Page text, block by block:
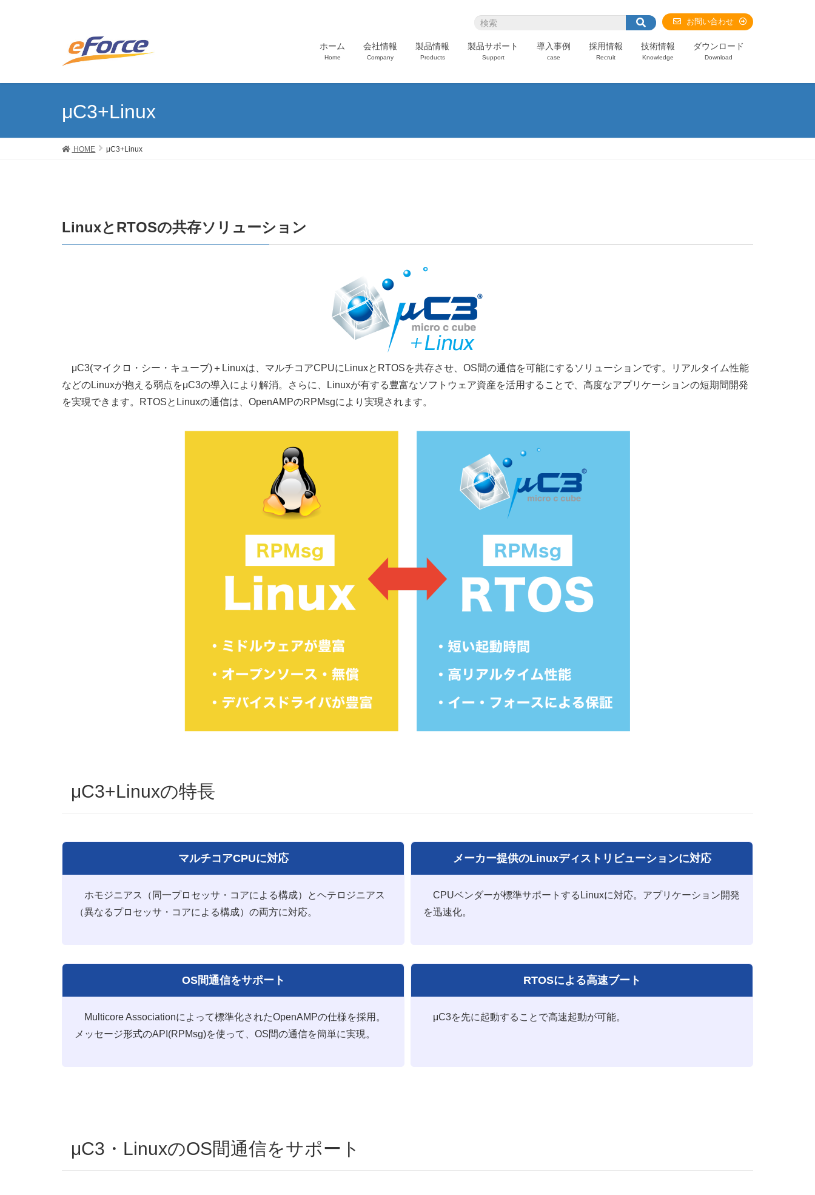
お問い合わせ
ホーム
Home
会社情報
Company
製品情報
Products
製品サポート
Support
導入事例
case
採用情報
Recruit
技術情報
Knowledge
ダウンロード
Download
μC3+Linux
HOME μC3+Linux
LinuxとRTOSの共存ソリューション
μC3(マイクロ・シー・キューブ)＋Linuxは、マルチコアCPUにLinuxとRTOSを共存させ、OS間の通信を可能にするソリューションです。リアルタイム性能
などのLinuxが抱える弱点をμC3の導入により解消。さらに、Linuxが有する豊富なソフトウェア資産を活用することで、高度なアプリケーションの短期間開発
を実現できます。RTOSとLinuxの通信は、OpenAMPのRPMsgにより実現されます。
μC3+Linuxの特長
マルチコアCPUに対応
ホモジニアス（同一プロセッサ・コアによる構成）とヘテロジニアス
（異なるプロセッサ・コアによる構成）の両方に対応。
メーカー提供のLinuxディストリビューションに対応
CPUベンダーが標準サポートするLinuxに対応。アプリケーション開発
を迅速化。
OS間通信をサポート
Multicore Associationによって標準化されたOpenAMPの仕様を採用。
メッセージ形式のAPI(RPMsg)を使って、OS間の通信を簡単に実現。
RTOSによる高速ブート
μC3を先に起動することで高速起動が可能。
μC3・LinuxのOS間通信をサポート